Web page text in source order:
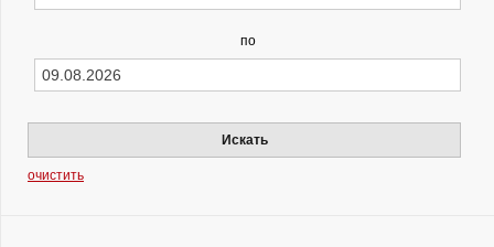
по
Искать
очистить